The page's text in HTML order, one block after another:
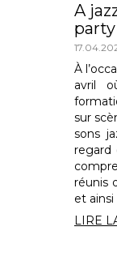
A
À
avril
sur
sons
regard
réunis
et
LIRE